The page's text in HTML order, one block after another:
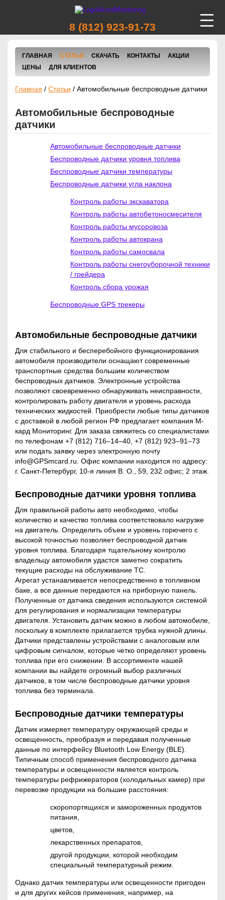
8 (812) 923-91-73
ВИДЕОНАБЛЮДЕНИЕ
ПОМЕЩЕНИЙ И УЛИЦ
ПРОГРАММЫ
СЛЕЖЕНИЯ
СИСТЕМЫ СЛЕЖЕНИЯ
ВИДЕОРЕГИСТРАТОРЫ
GPS ТРЕКЕРЫ
ВИДЕОНАБЛЮДЕНИЕ В
КОНТРОЛЬ РАСХОДА
ТОПЛИВА
ТРАНСПОРТЕ
СИСТЕМЫ
МОНИТОРИНГА
ТРАНСПОРТА
ГОТОВЫЕ РЕШЕНИЯ
УСЛУГИ
ГЛАВНАЯ СТАТЬИ СКАЧАТЬ КОНТАКТЫ
АКЦИИ
ЦЕНЫ
ДЛЯ КЛИЕНТОВ
Главная / Статьи / Автомобильные беспроводные датчики
Автомобильные беспроводные
датчики
Автомобильные беспроводные датчики
Беспроводные датчики уровня топлива
Беспроводные датчики температуры
Беспроводные датчики угла наклона
Контроль работы экскаватора
Контроль работы автобетоносмесителя
Контроль работы мусоровоза
Контроль работы автокрана
Контроль работы самосвала
Контроль работы снегоуборочной техники
/ грейдера
Контроль сбора урожая
Беспроводные GPS трекеры
Автомобильные беспроводные датчики
Для стабильного и бесперебойного функционирования
автомобиля производители оснащают современные
транспортные средства большим количеством
беспроводных датчиков. Электронные устройства
позволяют своевременно обнаруживать неисправности,
контролировать работу двигателя и уровень расхода
технических жидкостей. Приобрести любые типы датчиков
с доставкой в любой регион РФ предлагает компания М-
кард Мониторинг. Для заказа свяжитесь со специалистами
по телефонам +7 (812) 716–14–40, +7 (812) 923–91–73
или подать заявку через электронную почту
info@GPSmcard.ru. Офис компании находится по адресу:
г. Санкт-Петербург, 10-я линия В. О., 59, 232 офис; 2 этаж.
Беспроводные датчики уровня топлива
Для правильной работы авто необходимо, чтобы
количество и качество топлива соответствовало нагрузке
на двигатель. Определить объем и уровень горючего с
высокой точностью позволяет беспроводной датчик
уровня топлива. Благодаря тщательному контролю
владельцу автомобиля удастся заметно сократить
текущие расходы на обслуживание ТС.
Агрегат устанавливается непосредственно в топливном
баке, а все данные передаются на приборную панель.
Полученные от датчика сведения используются системой
для регулирования и нормализации температуры
двигателя. Установить датчик можно в любом автомобиле,
поскольку в комплекте прилагается трубка нужной длины.
Датчики представлены устройствами с аналоговым или
цифровым сигналом, которые четко определяют уровень
топлива при его снижении. В ассортименте нашей
компании вы найдете огромный выбор различных
датчиков, в том числе беспроводные датчики уровня
топлива без терминала.
Беспроводные датчики температуры
Датчик измеряет температуру окружающей среды и
освещенность, преобразуя и передавая полученные
данные по интерфейсу Bluetooth Low Energy (BLE).
Типичным способ применения беспроводного датчика
температуры и освещенности является контроль
температуры рефрижераторов (холодильных камер) при
перевозке продукции на большие расстояния:
скоропортящихся и замороженных продуктов
питания,
цветов,
лекарственных препаратов,
другой продукции, которой необходим
специальный температурный режим.
Однако датчик температуры или освещенности пригоден
и для других кейсов применения, например, на
ФОРМА ЗАКАЗА ТОВАРА
Обязательное заполнение полей
отмеченных звездочкой
(Только для Юр.лиц и
Индивидуальных предпринимателей)
Ставя отметку, я даю свое
согласие на обработку моих
персональных данных в соответствии
с законом №152-ФЗ «О персональных
условия Соглашения на обработку
персональных данных
ФОРМА ЗАКАЗА ТОВАРА
Обязательное заполнение полей
отмеченных звездочкой
для
Ставя отметку, я даю свое согласие на
моих персональных данных в
с законом №152-ФЗ «О
данных» от 27.07.2006 и
принимаю условияСоглашения на
обработку персональных данных